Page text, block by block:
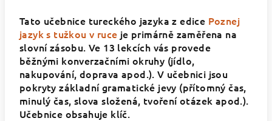
Tato učebnice tureckého jazyka z edice Poznej
jazyk s tužkou v ruce je primárně zaměřena na
slovní zásobu. Ve 13 lekcích vás provede
běžnými konverzačními okruhy (jídlo,
nakupování, doprava apod.). V učebnici jsou
pokryty základní gramatické jevy (přítomný čas,
minulý čas, slova složená, tvoření otázek apod.).
Učebnice obsahuje klíč.